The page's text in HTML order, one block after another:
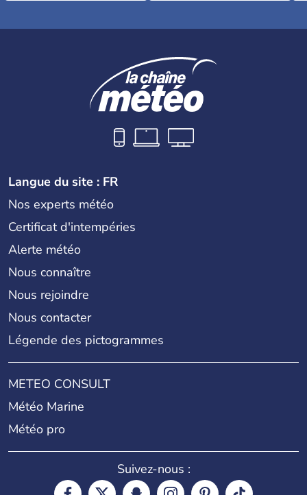
Langue du site : FR
Nos experts météo
Certificat d'intempéries
Alerte météo
Nous connaître
Nous rejoindre
Nous contacter
Légende des pictogrammes
METEO CONSULT
Météo Marine
Météo pro
Suivez-nous :